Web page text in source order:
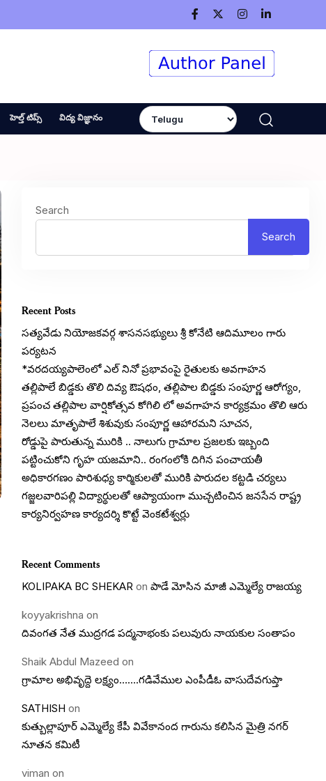
హెల్త్ టిప్స్ విద్య విజ్ఞానం
Search
Search
Recent Posts
సత్యవేడు నియోజకవర్గ శాసనసభ్యులు శ్రీ కోనేటి ఆదిమూలం గారు
పర్యటన
*వరదయ్యపాలెంలో ఎల్ నినో ప్రభావంపై రైతులకు అవగాహన
తల్లిపాలే బిడ్డకు తొలి దివ్య ఔషధం, తల్లిపాల బిడ్డకు సంపూర్ణ ఆరోగ్యం,
ప్రపంచ తల్లిపాల వార్షికోత్సవ కోగిలి లో అవగాహన కార్యక్రమం తొలి ఆరు
నెలలు మాతృపాలే శిశువుకు సంపూర్ణ ఆహారమని సూచన,
రోడ్డుపై పారుతున్న మురికి .. నాలుగు గ్రామాల ప్రజలకు ఇబ్బంది
పట్టించుకోని గృహ యజమాని.. రంగంలోకి దిగిన పంచాయతీ
అధికారగణం పారిశుధ్య కార్మికులతో మురికి పారుదల కట్టడి చర్యలు
గజ్జలవారిపల్లి విద్యార్థులతో ఆప్యాయంగా ముచ్చటించిన జనసేన రాష్ట్ర
కార్యనిర్వహణ కార్యదర్శి కొట్టే వెంకటేశ్వర్లు
Recent Comments
KOLIPAKA BC SHEKAR onపాడే మోసిన మాజీ ఎమ్మెల్యే రాజయ్య
koyyakrishna on
దివంగత నేత ముద్రగడ పద్మనాభంకు పలువురు నాయకుల సంతాపం
Shaik Abdul Mazeed on
గ్రామాల అభివృద్దె లక్ష్యం…….గడివేముల ఎంపీడీఓ వాసుదేవగుప్తా
SATHISH on
కుత్బుల్లాపూర్ ఎమ్మెల్యే కేపీ వివేకానంద గారును కలిసిన మైత్రి నగర్
నూతన కమిటీ
viman on